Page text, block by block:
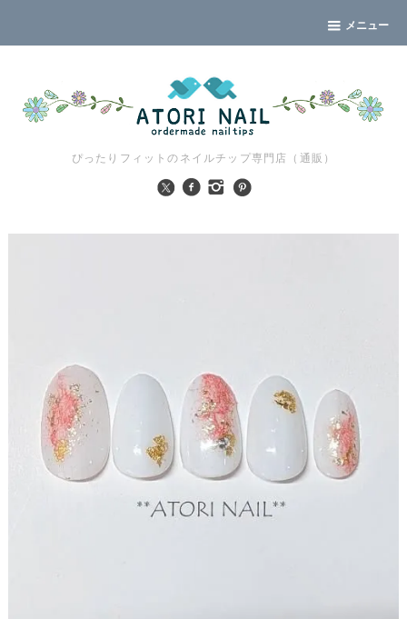
メニュー
ぴったりフィットのネイルチップ専門店（通販）